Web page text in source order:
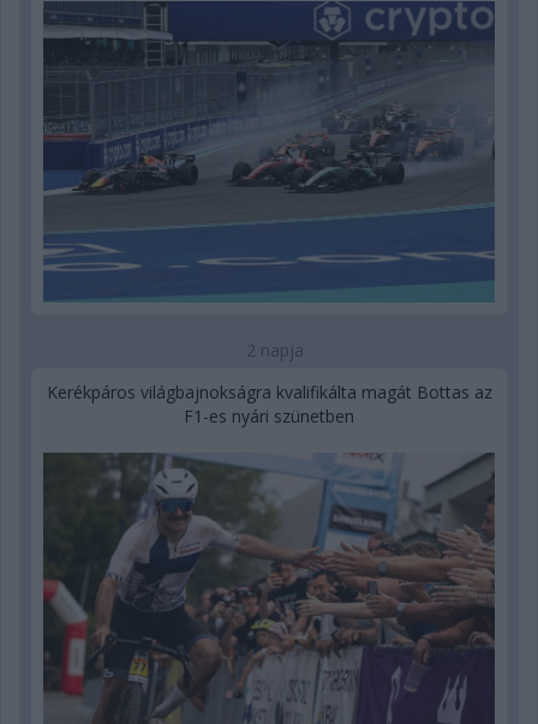
2 napja
Kerékpáros világbajnokságra kvalifikálta magát Bottas az
F1-es nyári szünetben